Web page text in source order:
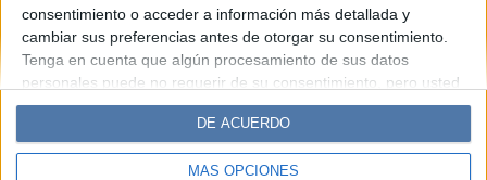
consentimiento o acceder a información más detallada y
cambiar sus preferencias antes de otorgar su consentimiento.
Tenga en cuenta que algún procesamiento de sus datos
personales puede no requerir de su consentimiento, pero usted
tiene el derecho de rechazar tal procesamiento. Sus
preferencias se aplicarán solo a este sitio web. Puede cambiar
sus preferencias o retirar su consentimiento en cualquier
momento volviendo a este sitio y haciendo clic en el botón
MÁS OPCIONES
DE ACUERDO
Diario Perfil Caras Noticias
Fortuna
Hombre
Weekend Parabrisas
Supercampo
Lunateen